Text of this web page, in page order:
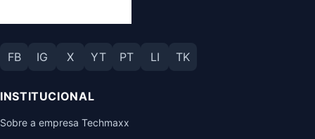
FB IG X YT PT LI TK
INSTITUCIONAL
Sobre a empresa Techmaxx